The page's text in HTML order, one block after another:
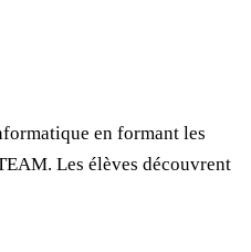
en formant les
Les élèves découvrent